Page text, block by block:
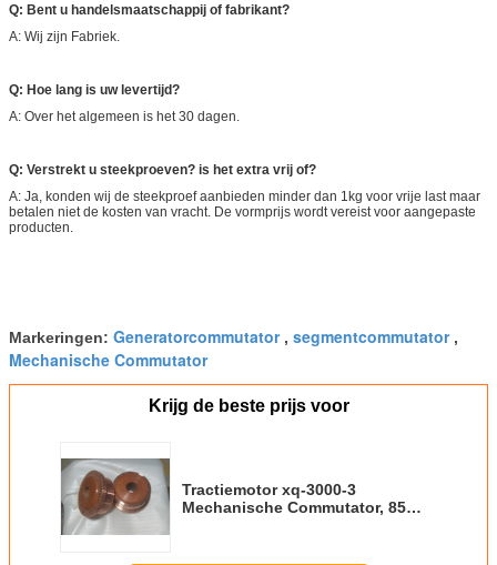
Q: Bent u handelsmaatschappij of fabrikant?
A: Wij zijn Fabriek.
Q: Hoe lang is uw levertijd?
A: Over het algemeen is het 30 dagen.
Q: Verstrekt u steekproeven? is het extra vrij of?
A: Ja, konden wij de steekproef aanbieden minder dan 1kg voor vrije last maar
betalen niet de kosten van vracht. De vormprijs wordt vereist voor aangepaste
producten.
Markeringen: Generatorcommutator, segmentcommutator,
Mechanische Commutator
Krijg de beste prijs voor
Tractiemotor xq-3000-3
Mechanische Commutator, 85